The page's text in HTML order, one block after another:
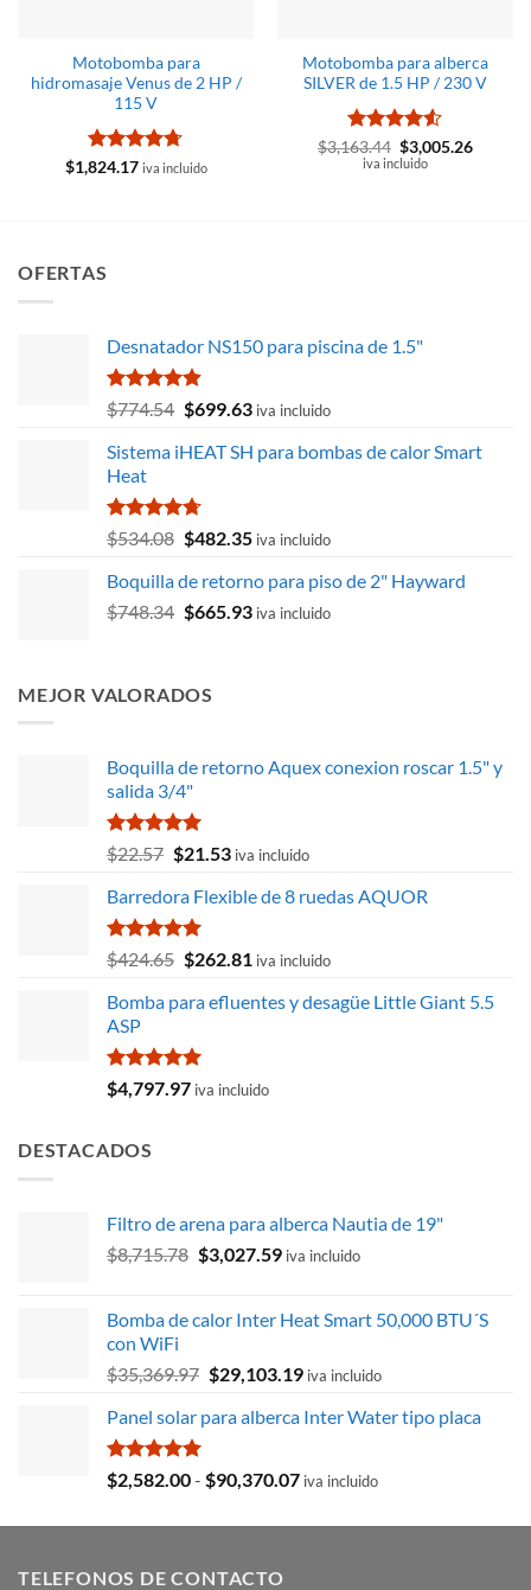
Motobomba para
hidromasaje Venus de 2 HP /
115 V
Valorado
$1,824.17 iva incluido
Motobomba para alberca
SILVER de 1.5 HP / 230 V
Valorado
con4.5
$3,163.44 El
precio
$3,005.26El
iva incluido
OFERTAS
Desnatador NS150 para piscina de 1.5"
Valorado
con
de 5
$774.54 El
original
$774.54.
$699.63El
actual
iva incluido
Sistema iHEAT SH para bombas de calor Smart
Heat
Valorado
con
de 5
$534.08 El
original
era:
$482.35El
actual
es:
iva incluido
Boquilla de retorno para piso de 2" Hayward
$748.34 El
era:
$748.34.
$665.93Eliva incluido
MEJOR VALORADOS
Boquilla de retorno Aquex conexion roscar 1.5" y
salida 3/4"
Valorado
con
de 5
$22.57 El
original
era:
$22.57.
$21.53El
actual
$21.53.
iva incluido
Barredora Flexible de 8 ruedas AQUOR
Valorado
con
de 5
$424.65 El
original
$424.65.
$262.81 El
actual
iva incluido
Bomba para efluentes y desagüe Little Giant 5.5
ASP
Valorado
con
$4,797.97 iva incluido
DESTACADOS
Filtro de arena para alberca Nautia de 19"
$8,715.78 El
era:
$3,027.59El
es:
iva incluido
Bomba de calor Inter Heat Smart 50,000 BTU´S
con WiFi
$35,369.97 El
original
$35,369.97.
$29,103.19El
actual
$29,103.19.
iva incluido
Panel solar para alberca Inter Water tipo placa
Valorado
con
$2,582.00- $90,370.07Rango
precios:
iva incluido
TELEFONOS DE CONTACTO